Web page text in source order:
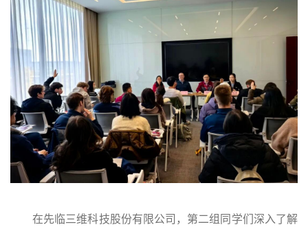
在先临三维科技股份有限公司，第二组同学们深入了解